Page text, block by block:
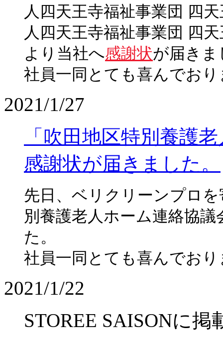
人四天王寺福祉事業団 四
人四天王寺福祉事業団 四
より当社へ感謝状が届きま
社員一同とても喜んでお
2021/1/27
「吹田地区特別養護
感謝状が届きました。
先日、ベリクリーンプロ
別養護老人ホーム連絡協
た。
社員一同とても喜んでお
2021/1/22
STOREE SAISONに